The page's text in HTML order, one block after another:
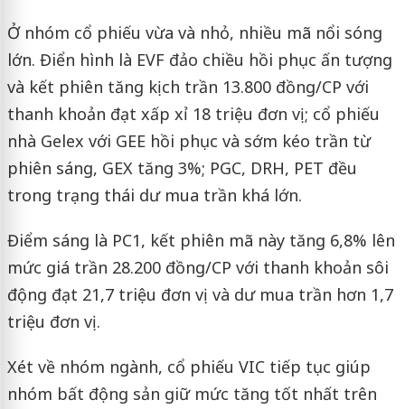
Ở nhóm cổ phiếu vừa và nhỏ, nhiều mã nổi sóng
lớn. Điển hình là EVF đảo chiều hồi phục ấn tượng
và kết phiên tăng kịch trần 13.800 đồng/CP với
thanh khoản đạt xấp xỉ 18 triệu đơn vị; cổ phiếu
nhà Gelex với GEE hồi phục và sớm kéo trần từ
phiên sáng, GEX tăng 3%; PGC, DRH, PET đều
trong trạng thái dư mua trần khá lớn.
Điểm sáng là PC1, kết phiên mã này tăng 6,8% lên
mức giá trần 28.200 đồng/CP với thanh khoản sôi
động đạt 21,7 triệu đơn vị và dư mua trần hơn 1,7
triệu đơn vị.
Xét về nhóm ngành, cổ phiếu VIC tiếp tục giúp
nhóm bất động sản giữ mức tăng tốt nhất trên